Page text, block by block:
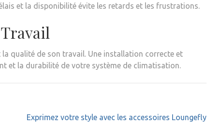
et la disponibilité évite les retards et les frustrations.
qualité de son travail. Une installation correcte et
et la durabilité de votre système de climatisation.
Exprimez votre style avec les accessoires Loungefly